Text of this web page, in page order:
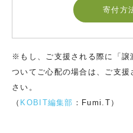
寄付方
※もし、ご支援される際に「譲
ついてご心配の場合は、ご支
さい。
（ KOBIT編集部 ：Fumi.T）